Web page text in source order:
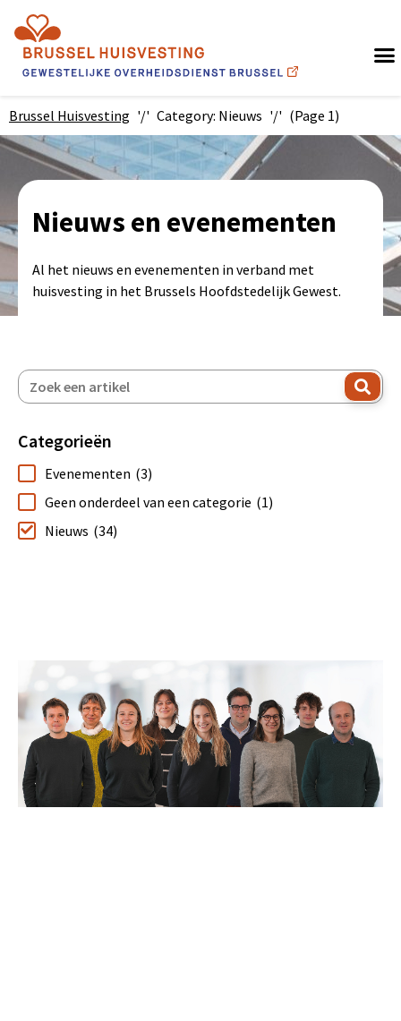
Brussel Huisvesting Category: Nieuws (Page 1)
Nieuws en evenementen
Al het nieuws en evenementen in verband met
huisvesting in het Brussels Hoofdstedelijk Gewest.
Categorieën
Evenementen (3)
Geen onderdeel van een categorie (1)
Nieuws (34)